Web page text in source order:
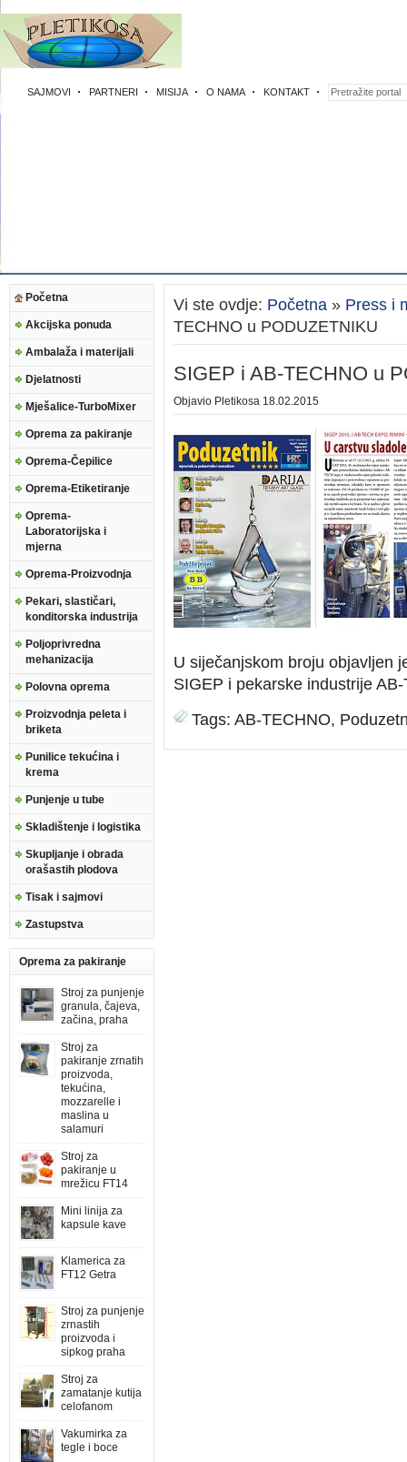
SAJMOVI PARTNERI MISIJA O NAMA KONTAKT
Početna
Akcijska ponuda
Ambalaža i materijali
Djelatnosti
Mješalice-TurboMixer
Oprema za pakiranje
Oprema-Čepilice
Oprema-Etiketiranje
Oprema-
Laboratorijska i
mjerna
Oprema-Proizvodnja
Pekari, slastičari,
konditorska industrija
Poljoprivredna
mehanizacija
Polovna oprema
Proizvodnja peleta i
briketa
Punilice tekućina i
krema
Punjenje u tube
Skladištenje i logistika
Skupljanje i obrada
orašastih plodova
Tisak i sajmovi
Zastupstva
Oprema za pakiranje
Stroj za punjenje
granula, čajeva,
začina, praha
Stroj za
pakiranje zrnatih
proizvoda,
tekućina,
mozzarelle i
maslina u
salamuri
Stroj za
pakiranje u
mrežicu FT14
Mini linija za
kapsule kave
Klamerica za
FT12 Getra
Stroj za punjenje
zrnastih
proizvoda i
sipkog praha
Stroj za
zamatanje kutija
celofanom
Vakumirka za
tegle i boce
Vi ste ovdje: Početna » Press i
TECHNO u PODUZETNIKU
SIGEP i AB-TECHNO u
Objavio Pletikosa 18.02.2015
U siječanjskom broju objavljen
SIGEP i pekarske industrije
Tags: AB-TECHNO,